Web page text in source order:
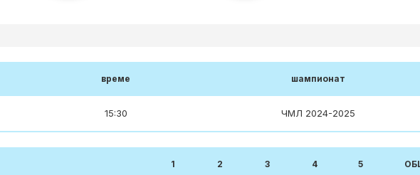
време шампионат
15:30 ЧМЛ 2024-2025
1 2 3 4 5